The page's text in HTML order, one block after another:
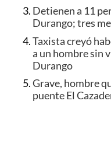
Detienen a 11
Durango; tres
Taxista creyó
a un hombre sin
Durango
Grave, hombre
puente El